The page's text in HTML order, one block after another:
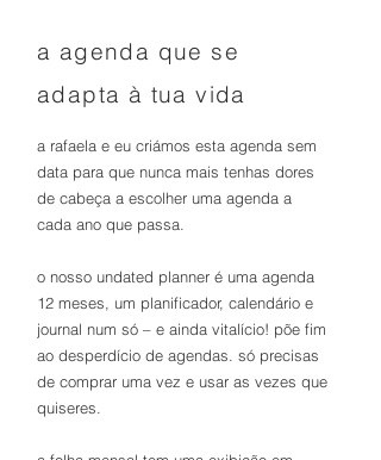
a agenda que se
adapta à tua vida
a rafaela e eu criámos esta agenda sem
data para que nunca mais tenhas dores
de cabeça a escolher uma agenda a
cada ano que passa.
o nosso undated planner é uma agenda
12 meses, um planificador, calendário e
journal num só – e ainda vitalício! põe fim
ao desperdício de agendas. só precisas
de comprar uma vez e usar as vezes que
quiseres.